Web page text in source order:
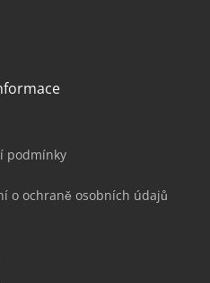
podmínky
o ochraně osobních údajů